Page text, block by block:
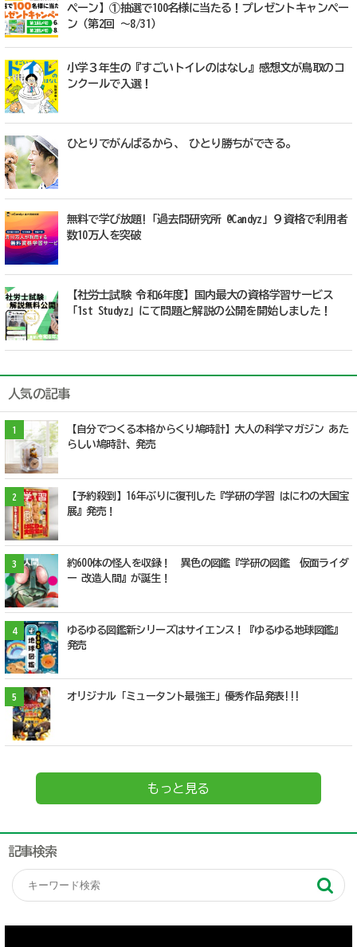
ペーン】①抽選で100名様に当たる！プレゼントキャンペー
ン（第2回 ～8/31）
小学３年生の『すごいトイレのはなし』感想文が鳥取のコ
ンクールで入選！
ひとりでがんばるから、 ひとり勝ちができる。
無料で学び放題!「過去問研究所 @Candyz」９資格で利用者
数10万人を突破
【社労士試験 令和6年度】国内最大の資格学習サービス
「1st Studyz」にて問題と解説の公開を開始しました！
人気の記事
1
【自分でつくる本格からくり鳩時計】大人の科学マガジン あた
らしい鳩時計、発売
2
【予約殺到】16年ぶりに復刊した『学研の学習 はにわの大国宝
展』発売！
3
約600体の怪人を収録！ 異色の図鑑『学研の図鑑 仮面ライダ
ー 改造人間』が誕生！
4
ゆるゆる図鑑新シリーズはサイエンス！『ゆるゆる地球図鑑』
発売
5 オリジナル「ミュータント最強王」優秀作品発表!!!
もっと見る
記事検索